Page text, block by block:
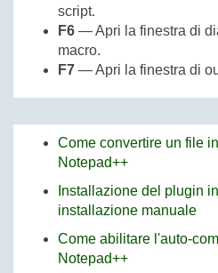
script.
F6 — Apri la finestra di
macro.
F7 — Apri la finestra di
Come convertire un file
Notepad++
Installazione del plugin
installazione manuale
Come abilitare l'auto-
Notepad++